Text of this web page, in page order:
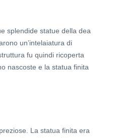
splendide statue della dea
un’intelaiatura di
fu quindi ricoperta
nascoste e la statua finita
La statua finita era